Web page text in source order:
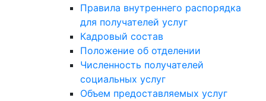
Правила внутреннего распорядка
для получателей услуг
Кадровый состав
Положение об отделении
Численность получателей
социальных услуг
Объем предоставляемых услуг